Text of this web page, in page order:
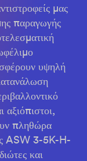
μας
παραγωγής
υψηλή
αξιόπιστοι,
πληθώρα
ASW 3-5K-H-
και